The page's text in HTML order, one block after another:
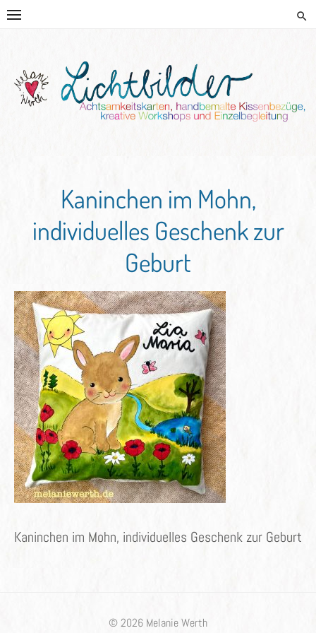
Skip
HANDGEMALTE KISSEN UND
KREATIVE BEGLEITUNG
Kaninchen im Mohn,
individuelles Geschenk zur
Geburt
Kaninchen im Mohn, individuelles Geschenk zur Geburt
© 2026 Melanie Werth